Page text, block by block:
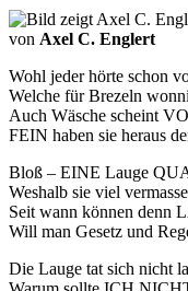
von Axel C. Englert
Wohl jeder hörte schon
Welche für Brezeln
Auch Wäsche scheint
FEIN haben sie heraus
Bloß – EINE Lauge
Weshalb sie viel
Seit wann können denn
Will man Gesetz und
Die Lauge tat sich nicht